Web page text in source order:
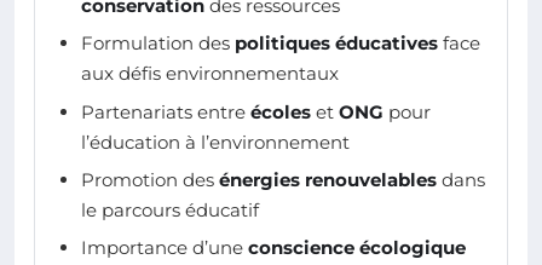
conservation des ressources
Formulation des politiques éducatives face
aux défis environnementaux
Partenariats entre écoles et ONG pour
l’éducation à l’environnement
Promotion des énergies renouvelables dans
le parcours éducatif
Importance d’une conscience écologique